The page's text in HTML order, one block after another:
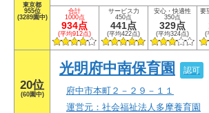
東京都
955位
(3289園中)
合計
1000点
934点
(平均912点)
サービス力
450点
441点
(平均422点)
安心・快適性
350点
329点
(平均324点)
要
(
20位
(60園中)
光明府中南保育園 認可
府中市本町２－２９－１１
運営元：社会福祉法人多摩養育園